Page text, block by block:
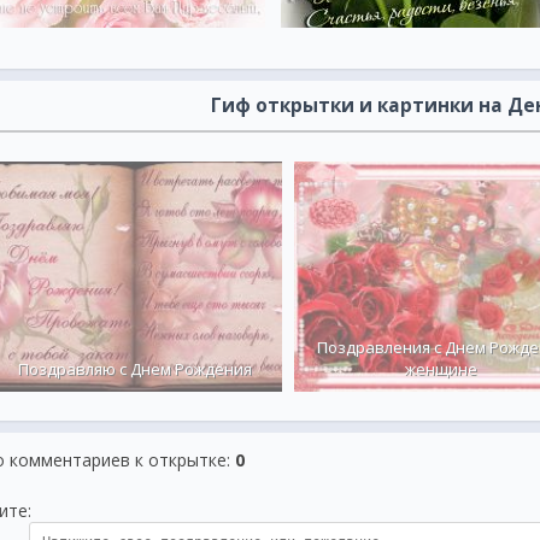
Гиф открытки и картинки на
Поздравляю с Днем Рождения
Поздравления с Днем
женщине
комментариев к открытке: 0